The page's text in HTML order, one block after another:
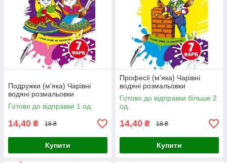
Подружки (м'яка) Чарівні
водяні розмальовки
Готово до відправки 1 од.
14,40 ₴ 18 ₴
Купити
Професії (м'яка) Чарівні
водяні розмальовки
Готово до відправки більше 2
од.
14,40 ₴ 18 ₴
Купити